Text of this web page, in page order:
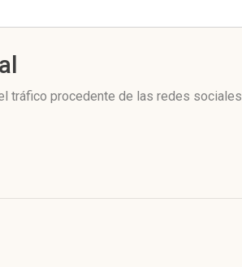
tráfico procedente de las redes sociales